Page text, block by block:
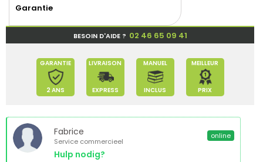
Garantie
BESOIN D'AIDE ? 02 46 65 09 41
GARANTIE
2 ANS
LIVRAISON
EXPRESS
MANUEL
INCLUS
MEILLEUR
PRIX
Fabrice
Service commercieel
Hulp nodig?
online